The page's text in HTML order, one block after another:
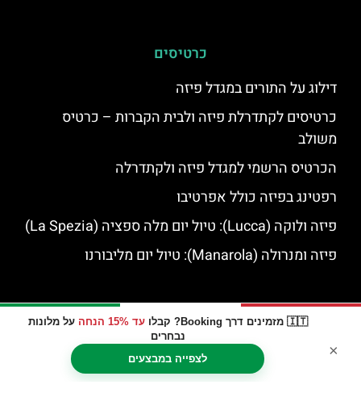
🇮🇹 מזמינים דרך Booking? קבלו עד 15% הנחה
על מלונות
נבחרים
לצפייה במבצעים
×
כרטיסים
דילוג על התורים במגדל פיזה
כרטיסים לקתדרלת פיזה ולבית הקברות – כרטיס
משולב
הכרטיס הרשמי למגדל פיזה ולקתדרלה
רפטינג בפיזה כולל אפרטיבו
פיזה ולוקה (Lucca): טיול יום מלה ספציה (La Spezia)
פיזה ומנרולה (Manarola): טיול יום מליבורנו